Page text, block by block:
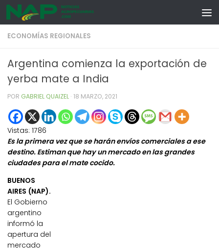
Skip to content
ECONOMÍAS REGIONALES
Argentina comienza la exportación de
yerba mate a India
POR GABRIEL QUAIZEL · 18 MARZO, 2021
Vistas: 1786
Es la primera vez que se harán envíos comerciales a ese
destino. Estiman que hay un mercado en las grandes
ciudades para el mate cocido.
BUENOS
AIRES (NAP).
El Gobierno
argentino
informó la
apertura del
mercado